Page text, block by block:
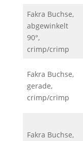
Fakra Buchse,
abgewinkelt
90°,
crimp/crimp
Fakra Buchse,
gerade,
crimp/crimp
Fakra Buchse,